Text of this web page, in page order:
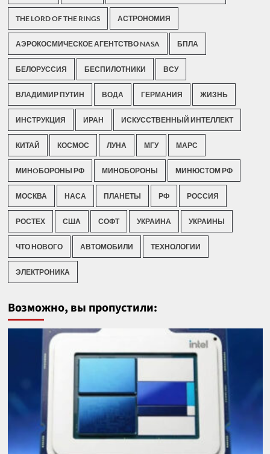
THE LORD OF THE RINGS АСТРОНОМИЯ
АЭРОКОСМИЧЕСКОЕ АГЕНТСТВО NASA БПЛА
БЕЛОРУССИЯ БЕСПИЛОТНИКИ ВСУ
ВЛАДИМИР ПУТИН ВОДА ГЕРМАНИЯ ЖИЗНЬ
ИНСТРУКЦИЯ ИРАН ИСКУССТВЕННЫЙ ИНТЕЛЛЕКТ
КИТАЙ КОСМОС ЛУНА МГУ МАРС
МИНOБОРОНЫ РФ МИНОБОРОНЫ МИНЮСТОМ РФ
МОСКВА НАСА ПЛАНЕТЫ РФ РОССИЯ
РОСТЕХ США СОФТ УКРАИНА УКРАИНЫ
ЧТО НОВОГО АВТОМОБИЛИ ТЕХНОЛОГИИ
ЭЛЕКТРОНИКА
Возможно, вы пропустили: